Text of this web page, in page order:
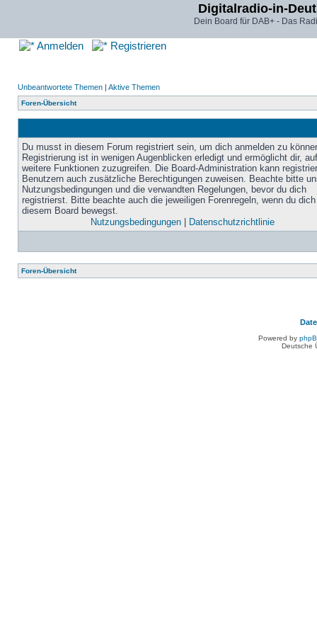
Digitalradio-in-
Dein Board für DAB+ - Das
Anmelden Registrieren
Unbeantwortete Themen | Aktive Themen
Foren-Übersicht
Du musst in diesem Forum registriert sein, um dich anmelden zu
Registrierung ist in wenigen Augenblicken erledigt und ermöglicht dir, auf
weitere Funktionen zuzugreifen. Die Board-Administration kann
Benutzern auch zusätzliche Berechtigungen zuweisen. Beachte bitte
Nutzungsbedingungen und die verwandten Regelungen, bevor du dich
registrierst. Bitte beachte auch die jeweiligen Forenregeln, wenn du
diesem Board bewegst.
Nutzungsbedingungen| Datenschutzrichtlinie
Foren-Übersicht
Powered by
Deutsche